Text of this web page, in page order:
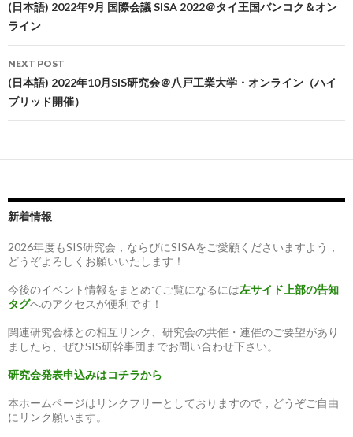
navigation
(日本語) 2022年9月 国際会議 SISA 2022＠タイ王国バンコク＆オン
ライン
NEXT POST
(日本語) 2022年10月SIS研究会＠八戸工業大学・オンライン（ハイ
ブリッド開催）
新着情報
2026年度もSIS研究会，ならびにSISAをご愛顧くださいますよう，
どうぞよろしくお願いいたします！
今後のイベント情報をまとめてご覧になるには左サイド上部の告知
タグへのアクセスが便利です！
関連研究会様との相互リンク、研究会の共催・連催のご要望があり
ましたら、ぜひSIS研幹事団までお問い合わせ下さい。
研究会発表申込みはコチラから
本ホームページはリンクフリーとしておりますので，どうぞご自由
にリンク願います。